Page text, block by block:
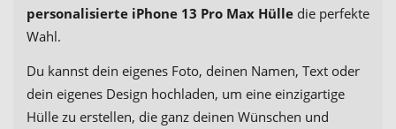
personalisierte iPhone 13 Pro Max Hülle die perfekte
Wahl.
Du kannst dein eigenes Foto, deinen Namen, Text oder
dein eigenes Design hochladen, um eine einzigartige
Hülle zu erstellen, die ganz deinen Wünschen und